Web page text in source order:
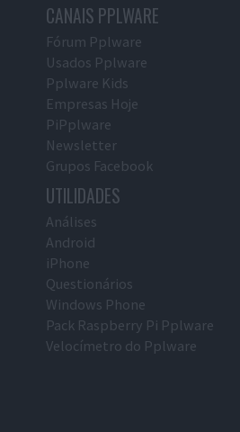
CANAIS PPLWARE
Fórum Pplware
Usados Pplware
Pplware Kids
Empresas Hoje
PiPplware
Newsletter
Grupos Facebook
UTILIDADES
Análises
Android
iPhone
Questionários
Windows Phone
Pack Raspberry Pi Pplware
Velocímetro do Pplware